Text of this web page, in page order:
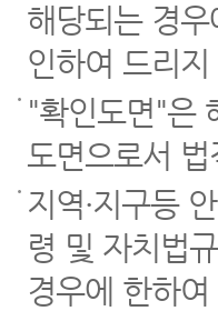
해당되는 경
인하여 드리
"확인도면"은
도면으로서
지역·지구등
령 및 자치법
경우에 한하